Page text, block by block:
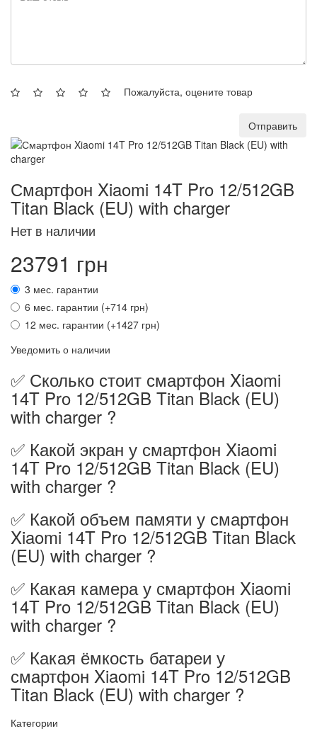
Пожалуйста, оцените товар
Отправить
Смартфон Xiaomi 14T Pro 12/512GB
Titan Black (EU) with charger
Нет в наличии
23791 грн
3 мес. гарантии
6 мес. гарантии (+714 грн)
12 мес. гарантии (+1427 грн)
Уведомить о наличии
✅ Сколько стоит смартфон Xiaomi
14T Pro 12/512GB Titan Black (EU)
with charger ?
✅ Какой экран у смартфон Xiaomi
14T Pro 12/512GB Titan Black (EU)
with charger ?
✅ Какой объем памяти у смартфон
Xiaomi 14T Pro 12/512GB Titan Black
(EU) with charger ?
✅ Какая камера у смартфон Xiaomi
14T Pro 12/512GB Titan Black (EU)
with charger ?
✅ Какая ёмкость батареи у
смартфон Xiaomi 14T Pro 12/512GB
Titan Black (EU) with charger ?
Категории